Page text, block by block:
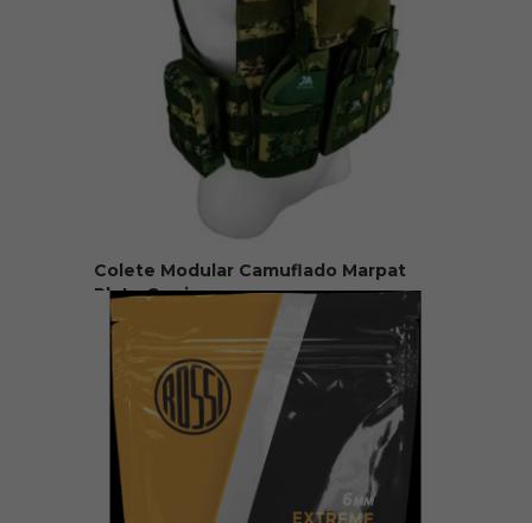
Colete Modular Camuflado Marpat
Plate Carrier
R$ 449,90